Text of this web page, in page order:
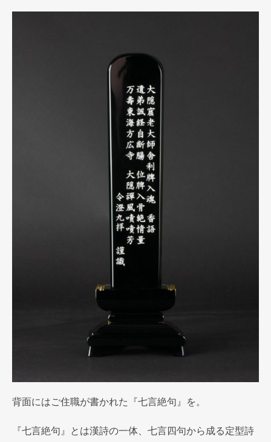
背面にはご住職が書かれた『七言絶句』を。
『七言絶句』とは漢詩の一体、七言四句から成る定型詩